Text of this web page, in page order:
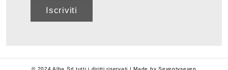
© 2024 Alba Srl tutti i diritti riservati | Made bySeventyseven